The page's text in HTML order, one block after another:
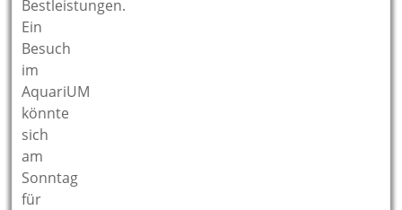
Bestleistungen.
Ein
Besuch
im
AquariUM
könnte
sich
am
Sonntag
für